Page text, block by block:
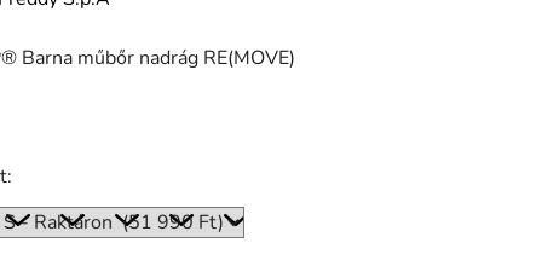
Barna műbőr nadrág RE(MOVE)